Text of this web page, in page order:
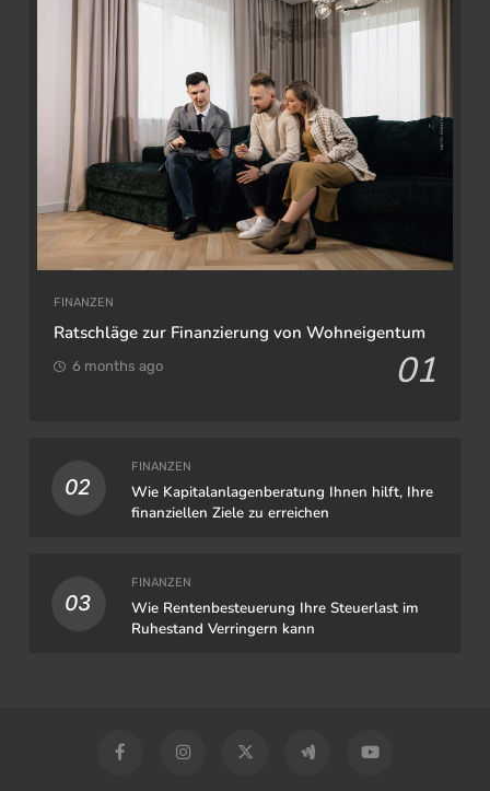
FINANZEN
Ratschläge zur Finanzierung von Wohneigentum
01
6 months ago
02
FINANZEN
Wie Kapitalanlagenberatung Ihnen hilft, Ihre
finanziellen Ziele zu erreichen
03
FINANZEN
Wie Rentenbesteuerung Ihre Steuerlast im
Ruhestand Verringern kann